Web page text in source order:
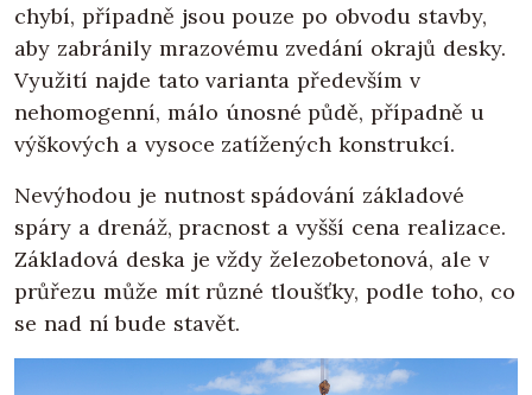
chybí, případně jsou pouze po obvodu stavby,
aby zabránily mrazovému zvedání okrajů desky.
Využití najde tato varianta především v
nehomogenní, málo únosné půdě, případně u
výškových a vysoce zatížených konstrukcí.
Nevýhodou je nutnost spádování základové
spáry a drenáž, pracnost a vyšší cena realizace.
Základová deska je vždy železobetonová, ale v
průřezu může mít různé tloušťky, podle toho, co
se nad ní bude stavět.